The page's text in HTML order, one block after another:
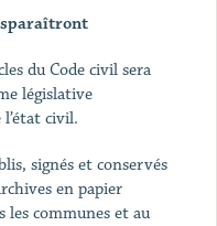
du Code civil sera
législative
civil.
signés et conservés
en papier
les communes et au